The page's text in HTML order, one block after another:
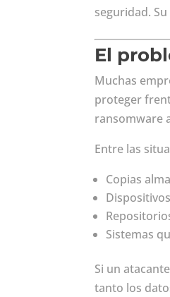
seguridad.
El
Muchas
proteger
ransomware
Entre las
Copias
Sistemas
Si un
tanto los